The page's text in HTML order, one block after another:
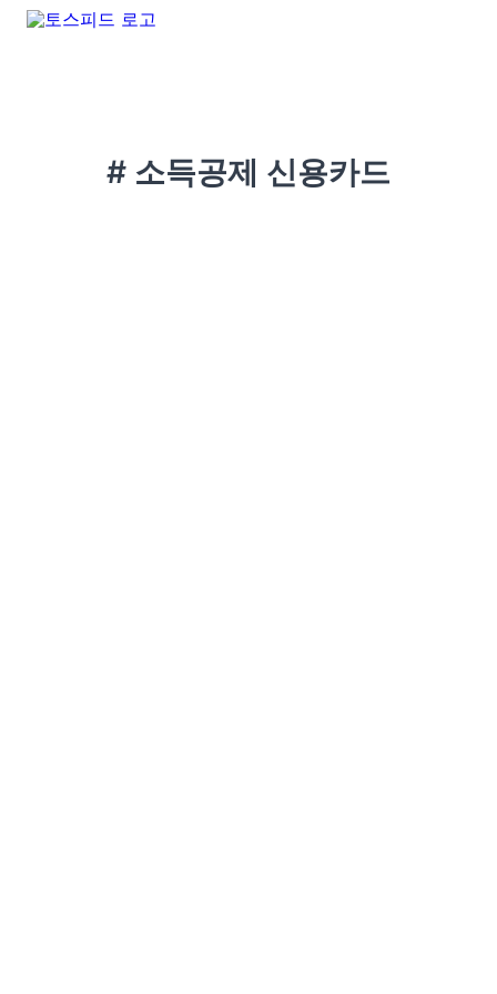
# 소득공제 신용카드